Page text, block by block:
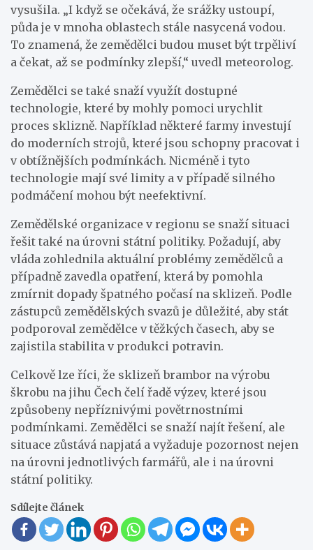
vysušila. „I když se očekává, že srážky ustoupí,
půda je v mnoha oblastech stále nasycená vodou.
To znamená, že zemědělci budou muset být trpěliví
a čekat, až se podmínky zlepší,“ uvedl meteorolog.
Zemědělci se také snaží využít dostupné
technologie, které by mohly pomoci urychlit
proces sklizně. Například některé farmy investují
do moderních strojů, které jsou schopny pracovat i
v obtížnějších podmínkách. Nicméně i tyto
technologie mají své limity a v případě silného
podmáčení mohou být neefektivní.
Zemědělské organizace v regionu se snaží situaci
řešit také na úrovni státní politiky. Požadují, aby
vláda zohlednila aktuální problémy zemědělců a
případně zavedla opatření, která by pomohla
zmírnit dopady špatného počasí na sklizeň. Podle
zástupců zemědělských svazů je důležité, aby stát
podporoval zemědělce v těžkých časech, aby se
zajistila stabilita v produkci potravin.
Celkově lze říci, že sklizeň brambor na výrobu
škrobu na jihu Čech čelí řadě výzev, které jsou
způsobeny nepříznivými povětrnostními
podmínkami. Zemědělci se snaží najít řešení, ale
situace zůstává napjatá a vyžaduje pozornost nejen
na úrovni jednotlivých farmářů, ale i na úrovni
státní politiky.
Sdílejte článek